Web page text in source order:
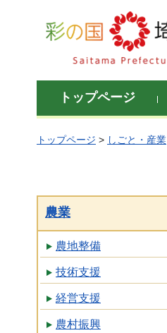
彩の国 埼玉県
トップページ
トップページ > しごと・産業
農業
農地整備
技術支援
経営支援
農村振興